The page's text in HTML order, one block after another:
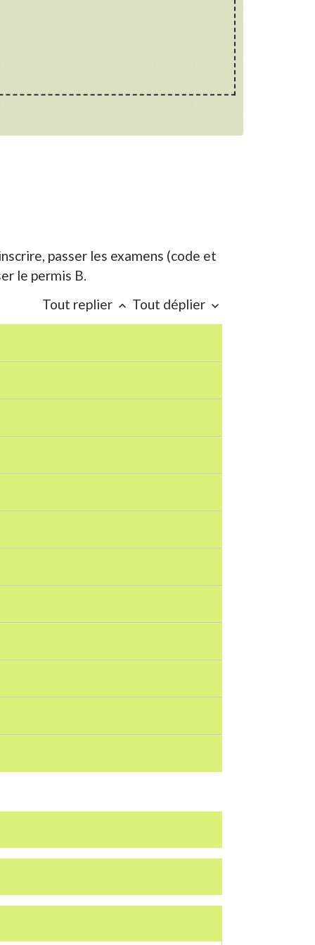
passer les examens (code et
le permis B.
Tout replier keyboard_arrow_up Tout déplier keyboard_arrow_down